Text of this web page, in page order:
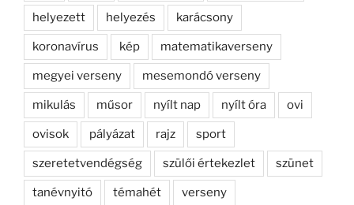
helyezett helyezés karácsony
koronavírus kép matematikaverseny
megyei verseny mesemondó verseny
mikulás műsor nyílt nap nyílt óra ovi
ovisok pályázat rajz sport
szeretetvendégség szülői értekezlet szünet
tanévnyitó témahét verseny